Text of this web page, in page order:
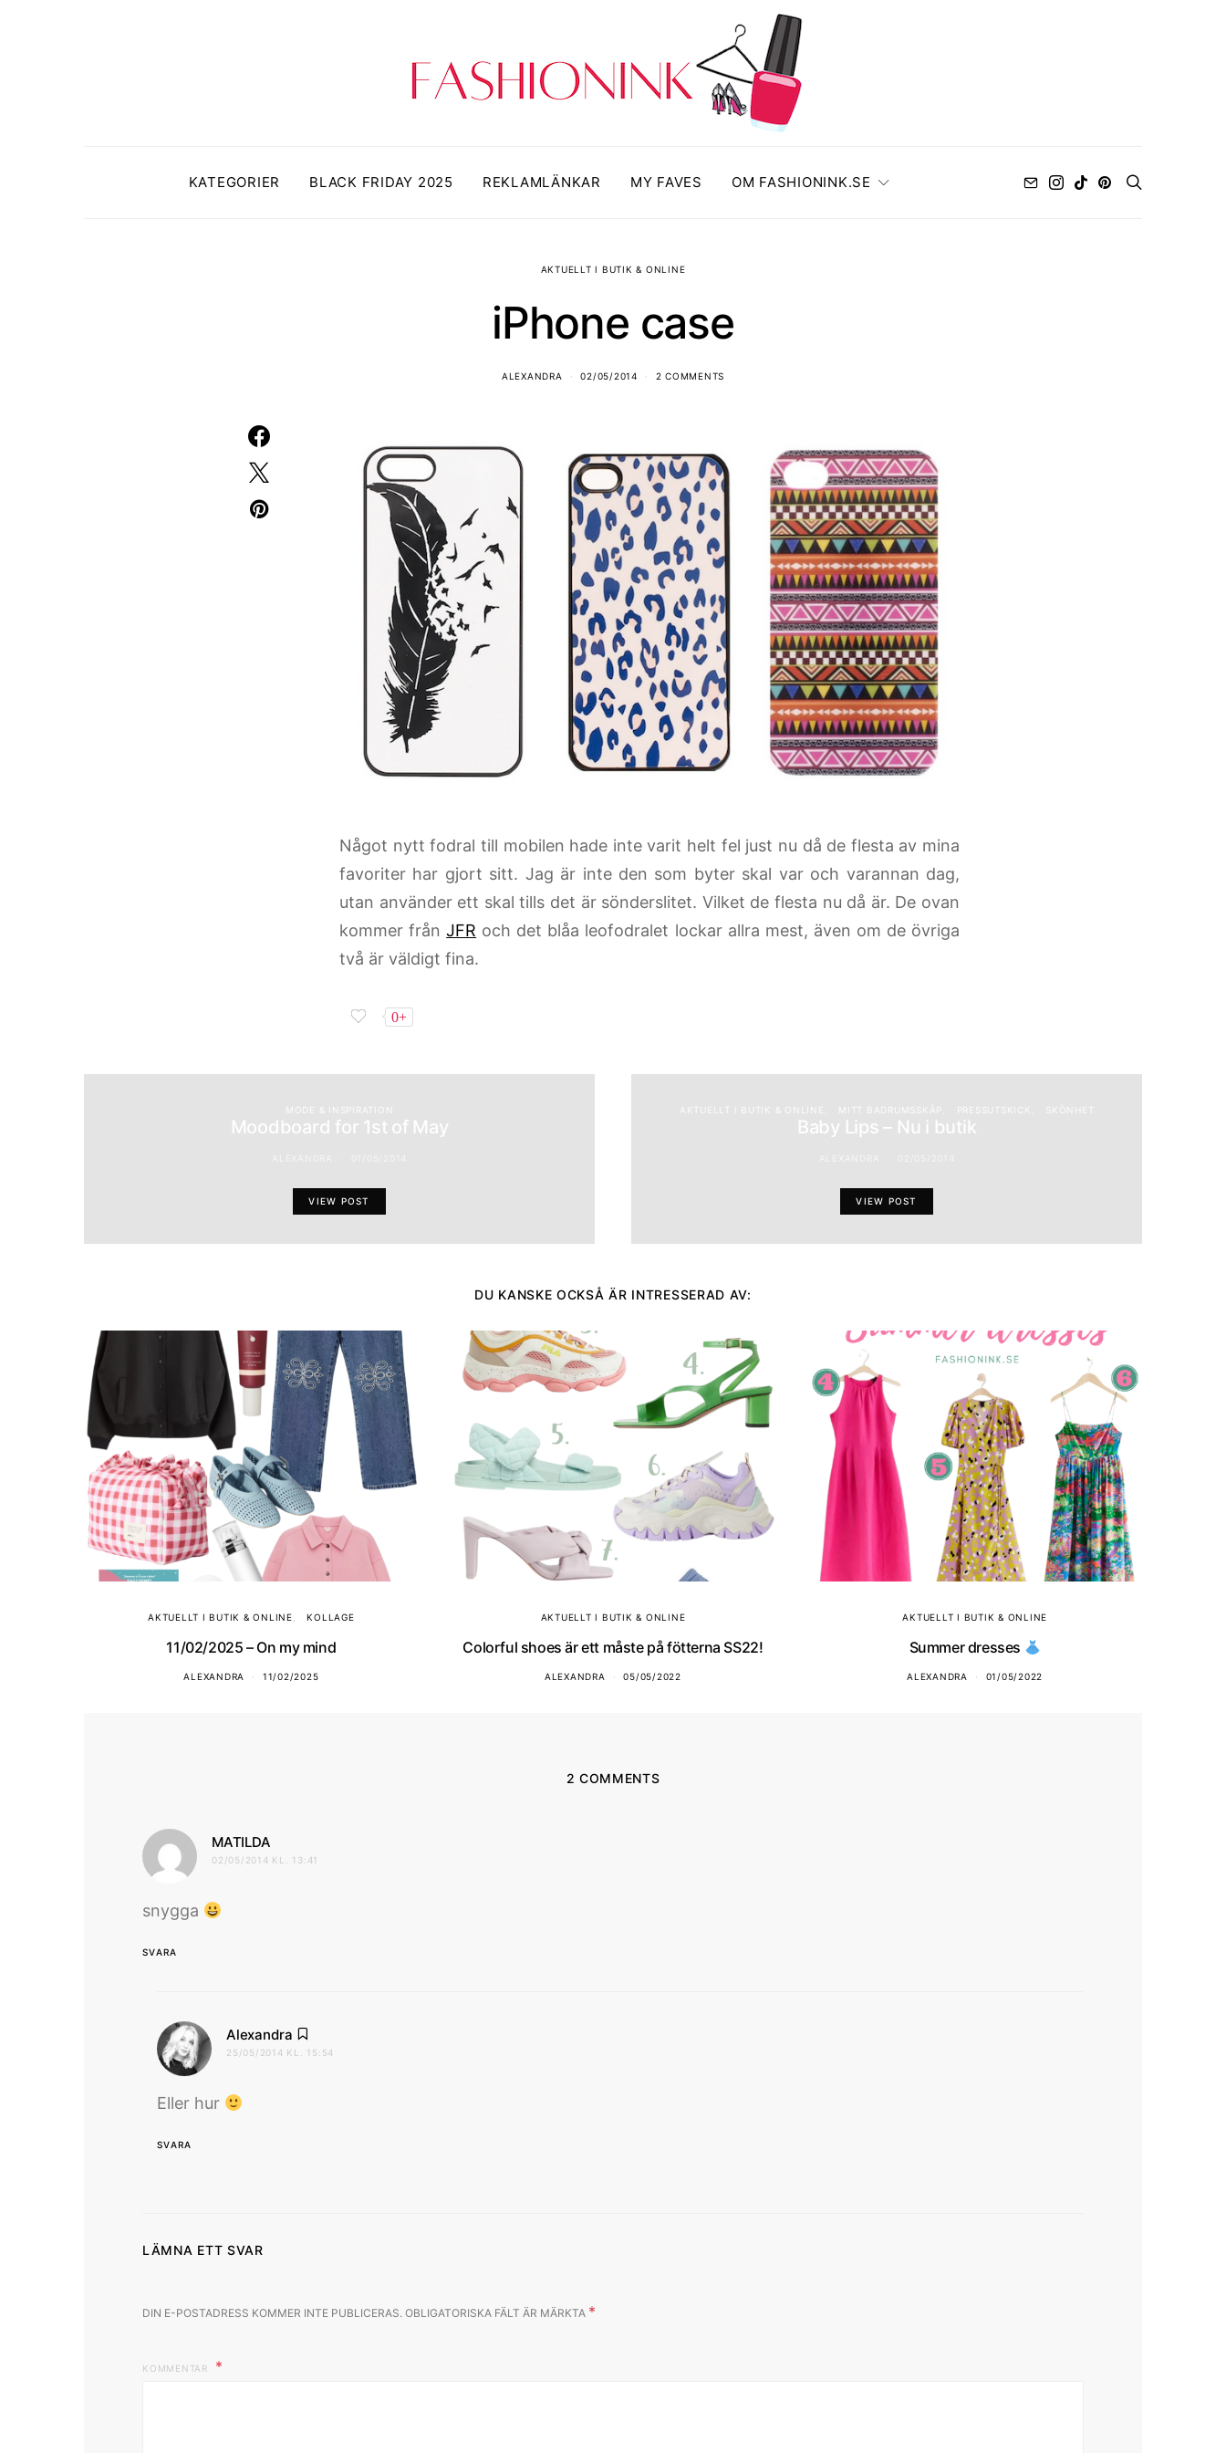
KATEGORIER BLACK FRIDAY 2025 REKLAMLÄNKAR MY FAVES OM FASHIONINK.SE
AKTUELLT I BUTIK & ONLINE
iPhone case
ALEXANDRA 02/05/2014 2 COMMENTS
Något nytt fodral till mobilen hade inte varit helt fel just nu då de flesta av mina
favoriter har gjort sitt. Jag är inte den som byter skal var och varannan dag,
utan använder ett skal tills det är sönderslitet. Vilket de flesta nu då är. De ovan
kommer frånJFR och det blåa leofodralet lockar allra mest, även om de övriga
två är väldigt fina.
0+
MODE & INSPIRATION
Moodboard for 1st of May
VIEW POST
AKTUELLT I BUTIK & ONLINE MITT BADRUMSSKÅP
Baby Lips – Nu i butik
VIEW POST
DU KANSKE OCKSÅ ÄR INTRESSERAD AV:
AKTUELLT I BUTIK & ONLINE KOLLAGE
11/02/2025 – On my mind
ALEXANDRA 11/02/2025
AKTUELLT I BUTIK & ONLINE
Colorful shoes är ett måste på fötterna SS22!
ALEXANDRA 05/05/2022
AKTUELLT I BUTIK & ONLINE
Summer dresses
ALEXANDRA 01/05/2022
2 COMMENTS
MATILDA
02/05/2014 KL. 13:41
snygga
SVARA
Alexandra
25/05/2014 KL. 15:54
Eller hur
SVARA
LÄMNA ETT SVAR
DIN E-POSTADRESS KOMMER INTE PUBLICERAS. OBLIGATORISKA FÄLT ÄR MÄRKTA *
KOMMENTAR